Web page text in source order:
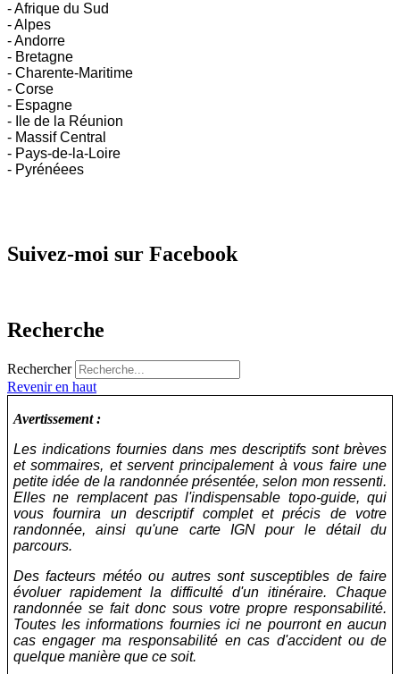
- Afrique du Sud
- Alpes
- Andorre
- Bretagne
- Charente-Maritime
- Corse
- Espagne
- Ile de la Réunion
- Massif Central
- Pays-de-la-Loire
- Pyrénéees
Suivez-moi sur Facebook
Recherche
Rechercher
Revenir en haut
Avertissement :
Les indications fournies dans mes descriptifs sont brèves
et sommaires, et servent principalement à vous faire une
petite idée de la randonnée présentée, selon mon ressenti.
Elles ne remplacent pas l'indispensable topo-guide, qui
vous fournira un descriptif complet et précis de votre
randonnée, ainsi qu'une carte IGN pour le détail du
parcours.
Des facteurs météo ou autres sont susceptibles de faire
évoluer rapidement la difficulté d'un itinéraire. Chaque
randonnée se fait donc sous votre propre responsabilité.
Toutes les informations fournies ici ne pourront en aucun
cas engager ma responsabilité en cas d'accident ou de
quelque manière que ce soit.